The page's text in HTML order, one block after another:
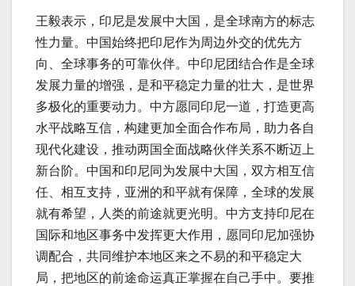
王毅表示，印尼是发展中大国，是全球南方的标志
性力量。中国始终把印尼作为周边外交的优先方
向、全球事务的可靠伙伴。中印尼团结合作是全球
发展力量的增强，是和平稳定力量的壮大，是世界
多极化的重要动力。中方愿同印尼一道，打造更高
水平战略互信，构建更加全面合作布局，助力各自
现代化建设，推动两国全面战略伙伴关系不断迈上
新台阶。中国和印尼同为发展中大国，双方相互信
任、相互支持，亚洲的和平就有保障，全球的发展
就有希望，人类的前途就更光明。中方支持印尼在
国际和地区事务中发挥更大作用，愿同印尼加强协
调配合，共同维护本地区来之不易的和平稳定大
局，把地区的前途命运真正掌握在自己手中。要推